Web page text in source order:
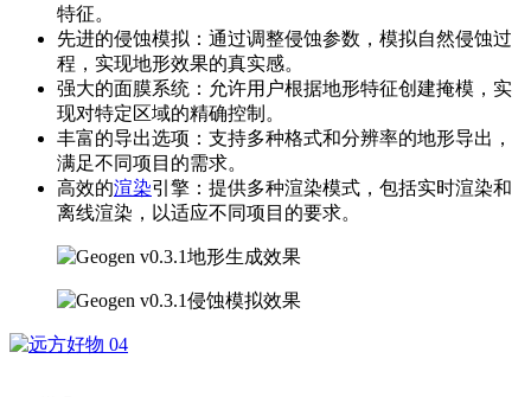
特征。
先进的侵蚀模拟：通过调整侵蚀参数，模拟自然侵蚀过
程，实现地形效果的真实感。
强大的面膜系统：允许用户根据地形特征创建掩模，实
现对特定区域的精确控制。
丰富的导出选项：支持多种格式和分辨率的地形导出，
满足不同项目的需求。
高效的渲染引擎：提供多种渲染模式，包括实时渲染和
离线渲染，以适应不同项目的要求。